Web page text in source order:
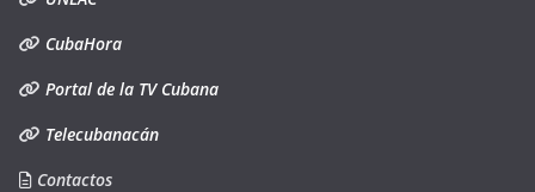
CubaHora
Portal de la TV Cubana
Telecubanacán
Contactos